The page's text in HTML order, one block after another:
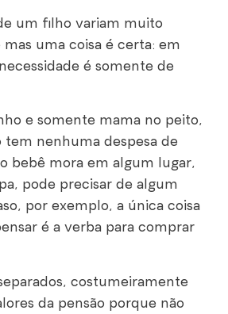
um filho variam muito
uma coisa é certa: em
é somente de
e somente mama no peito,
tem nenhuma despesa de
bebê mora em algum lugar,
pode precisar de algum
por exemplo, a única coisa
é a verba para comprar
costumeiramente
da pensão porque não